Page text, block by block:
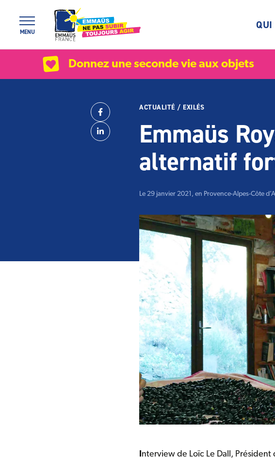
MENU
QUI
Donnez une seconde vie aux objets
ACTUALITÉ / EXILÉS
Emmaüs
alternatif
Le 29 janvier 2021, en Provence-Alpes-Côte
Partager
Facebook
Linkedin
Interview de Loïc Le Dall, Président